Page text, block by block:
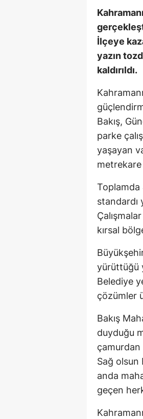
İlçeye
yazın
kaldırıldı.
Bakış,
parke
yaşayan
Toplamda
standardı
kırsal
yürüttüğü
Belediye
çözümler
Bakış
duyduğu
çamurdan
Sağ olsun
anda
geçen